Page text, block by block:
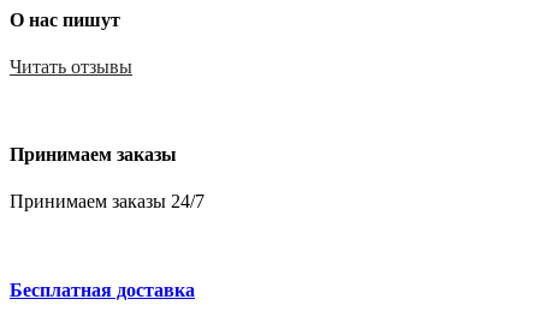
О нас пишут
Читать отзывы
Принимаем заказы
Принимаем заказы 24/7
Бесплатная доставка